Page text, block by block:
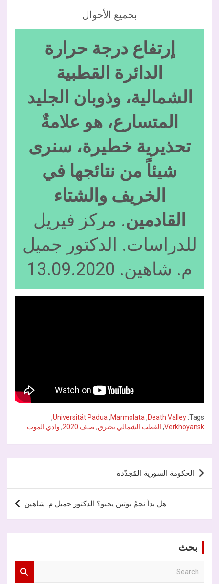
بجميع الأحوال
إرتفاع درجة حرارة
الدائرة القطبية
الشمالية، وذوبان الجليد
المتسارع، هو علامةٌ
تحذيرية خطيرة، سنرى
شيئاً من نتائجها في
الخريف والشتاء
القادمين. مركز فيريل
للدراسات. الدكتور جميل
م. شاهين. 13.09.2020
Tags:
Death Valley
,
Marmolata
,
Universität Padua
,
Verkhoyansk
, القطب الشمالي يحترق, صيف 2020 , وادي الموت
تصفّح
المقالات
الحكومة السورية المُجدّدة
هل بدأ نجمُ بوتين يخبو؟ الدكتور جميل م. شاهين
بحث